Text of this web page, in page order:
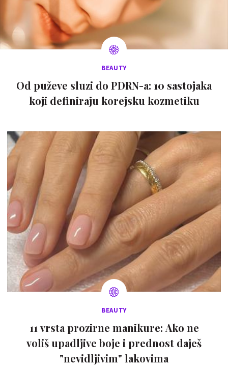
BEAUTY
Od puževe sluzi do PDRN-a: 10 sastojaka
koji definiraju korejsku kozmetiku
BEAUTY
11 vrsta prozirne manikure: Ako ne
voliš upadljive boje i prednost daješ
"nevidljivim" lakovima